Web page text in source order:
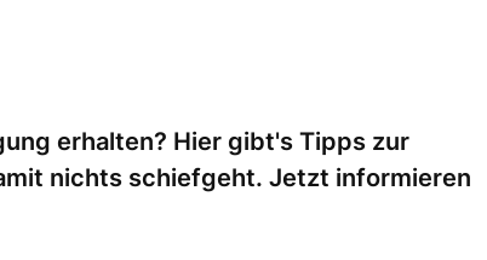
erhalten? Hier gibt's Tipps zur
nichts schiefgeht. Jetzt informieren